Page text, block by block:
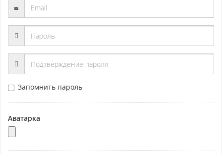
Запомнить пароль
Аватарка